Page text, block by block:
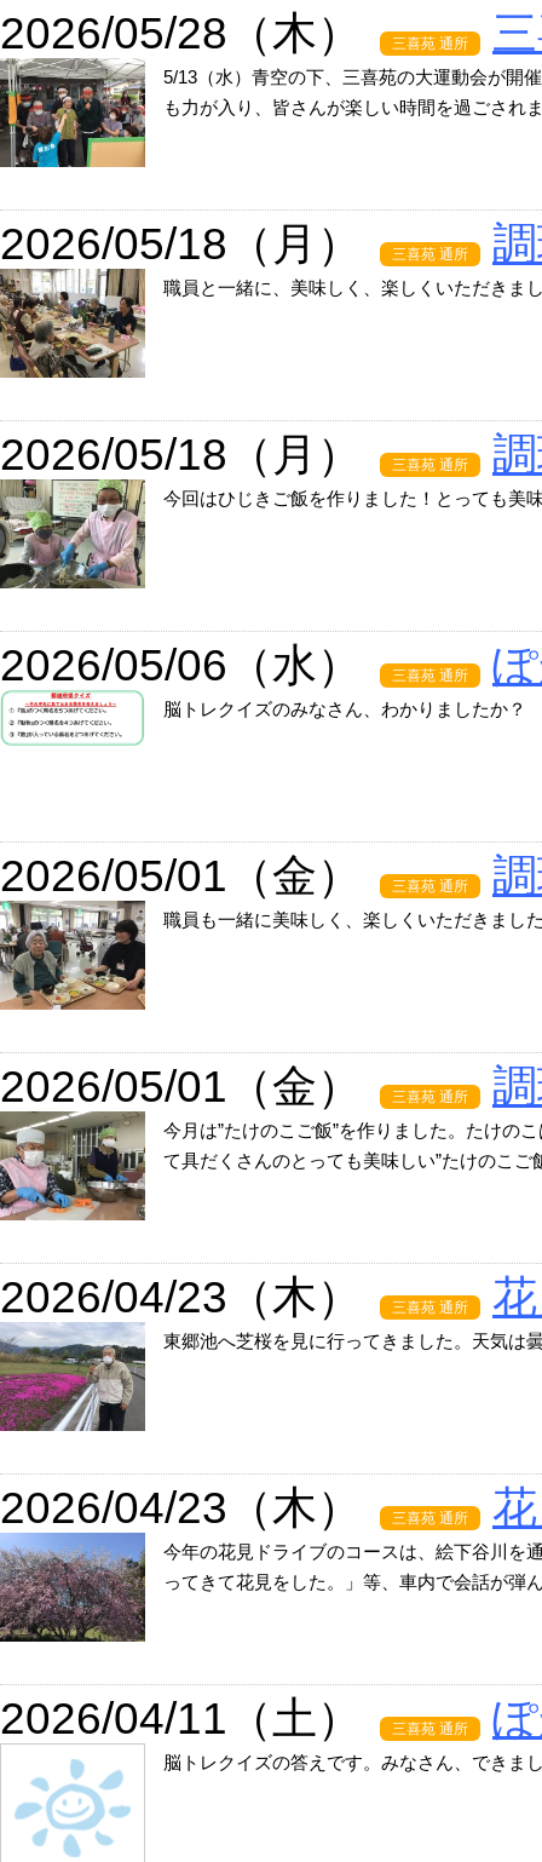
2026/05/28（木） 三喜苑 通所
5/13（水）青空の下、三喜苑の大運動会が開
も力が入り、皆さんが楽しい時間を過ごされ
2026/05/18（月） 三喜苑 通所
職員と一緒に、美味しく、楽しくいただきま
2026/05/18（月） 三喜苑 通所
今回はひじきご飯を作りました！とっても美
2026/05/06（水） 三喜苑 通所
脳トレクイズのみなさん、わかりましたか？
2026/05/01（金） 三喜苑 通所
職員も一緒に美味しく、楽しくいただきまし
2026/05/01（金） 三喜苑 通所
今月は”たけのこご飯”を作りました。たけの
て具だくさんのとっても美味しい”たけのこご
2026/04/23（木） 三喜苑 通所
東郷池へ芝桜を見に行ってきました。天気は
2026/04/23（木） 三喜苑 通所
今年の花見ドライブのコースは、絵下谷川を
ってきて花見をした。」等、車内で会話が弾
2026/04/11（土） 三喜苑 通所
脳トレクイズの答えです。みなさん、できま